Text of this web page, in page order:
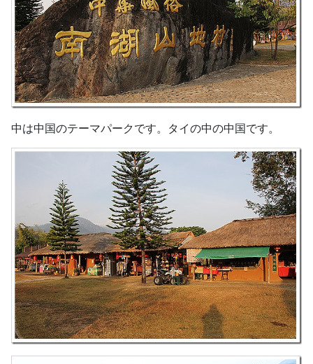
中は中国のテーマパークです。タイの中の中国です。